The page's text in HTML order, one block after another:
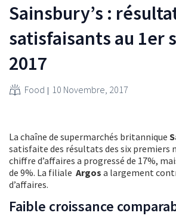
Sainsbury’s :
satisfaisants au 1er
2017
Food 10 Novembre, 2017
La chaîne de supermarchés britannique
satisfaite des résultats des six premiers
chiffre d’affaires a progressé de 17%,
de 9%. La filiale Argos a largement
d’affaires.
Faible croissance